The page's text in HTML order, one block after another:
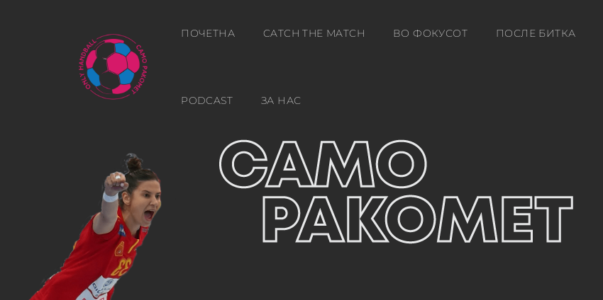
ПОЧЕТНА CATCH THE MATCH ВО ФОКУСОТ ПОСЛЕ БИТКА
PODCAST ЗА НАС
Ден: